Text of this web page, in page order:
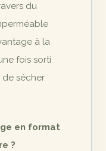
du
à la
fois sorti
de sécher
en format
?